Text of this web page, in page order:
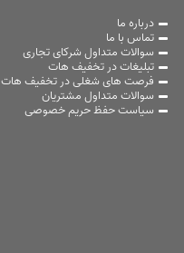
درباره ما
تماس با ما
سوالات متداول شرکای تجاری
تبلیغات در تخفیف هات
فرصت های شغلی در تخفیف هات
سوالات متداول مشتریان
سیاست حفظ حریم خصوصی